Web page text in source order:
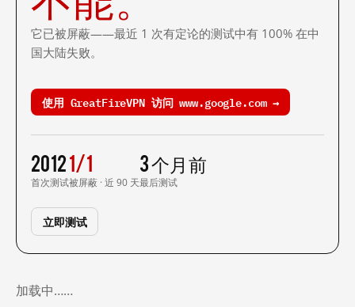
它已被屏蔽——最近 1 次有定论的测试中有 100% 在中
国大陆失败。
使用 GreatFireVPN 访问 www.google.com →
2012
首次测试
1/1
被屏蔽 · 近 90 天
3 个月前
最后测试
立即测试
加载中……